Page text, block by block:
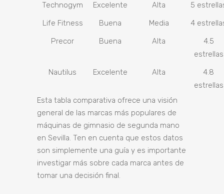
Technogym
Excelente Alta
5
Life Fitness
Buena Media
4
Precor
Buena Alta
4.5
estrellas
Nautilus
Excelente Alta
4.8
estrellas
Esta tabla comparativa ofrece una visión
general de las marcas más populares de
máquinas de gimnasio de segunda mano
en Sevilla. Ten en cuenta que estos datos
son simplemente una guía y es importante
investigar más sobre cada marca antes de
tomar una decisión final.